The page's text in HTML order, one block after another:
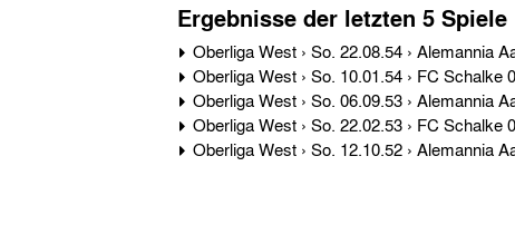
Ergebnisse der letzten 5 Spiele